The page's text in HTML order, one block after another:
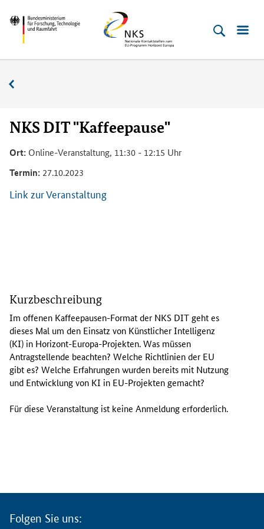
zum
Inhalt
(Eingabetaste)
zum
Hauptmenu
(Eingabetaste)
zur
Suche
(Eingabetaste)
zur
Fußleiste
(Enter)
Bundesministerium
Technologie
Raumfahrt
Horizont
Europa
NKS DIT "Kaffeepause"
Ort: Online-Veranstaltung, 11:30 - 12:15 Uhr
Termin: 27.10.2023
Link zur Veranstaltung
o
f
f
e
n
e
n
a
s
e
Kurzbeschreibung
Im offenen Kaffeepausen-Format der NKS DIT geht es
dieses Mal um den Einsatz von Künstlicher Intelligenz
(KI) in Horizont-Europa-Projekten. Was müssen
Antragstellende beachten? Welche Richtlinien der EU
gibt es? Welche Erfahrungen wurden bereits mit Nutzung
und Entwicklung von KI in EU-Projekten gemacht?
Für diese Veranstaltung ist keine Anmeldung erforderlich.
Folgen Sie uns: